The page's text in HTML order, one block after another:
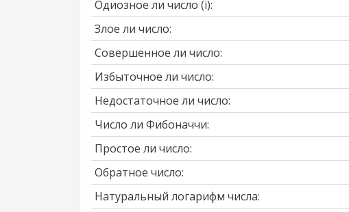
Одиозное ли число (i):
Злое ли число:
Совершенное ли число:
Избыточное ли число:
Недостаточное ли число:
Число ли Фибоначчи:
Простое ли число:
Обратное число:
Натуральный логарифм числа: